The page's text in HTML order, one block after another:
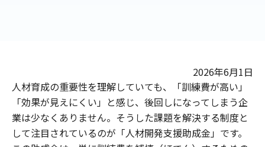
2026年6月1日
人材育成の重要性を理解していても、「訓練費が高い」
「効果が見えにくい」と感じ、後回しになってしまう企
業は少なくありません。そうした課題を解決する制度と
して注目されているのが「人材開発支援助成金」です。